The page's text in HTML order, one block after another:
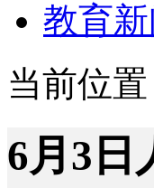
教育新
当前位置
6月3日